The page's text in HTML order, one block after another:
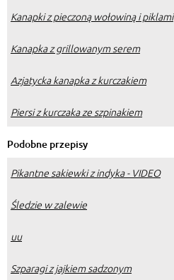
Kanapki z pieczoną wołowiną i piklami
Kanapka z grillowanym serem
Azjatycka kanapka z kurczakiem
Piersi z kurczaka ze szpinakiem
Podobne przepisy
Pikantne sakiewki z indyka - VIDEO
Śledzie w zalewie
uu
Szparagi z jajkiem sadzonym